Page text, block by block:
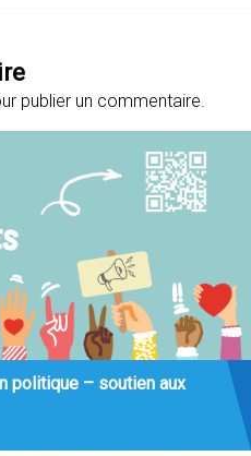
publier un commentaire.
politique – soutien aux